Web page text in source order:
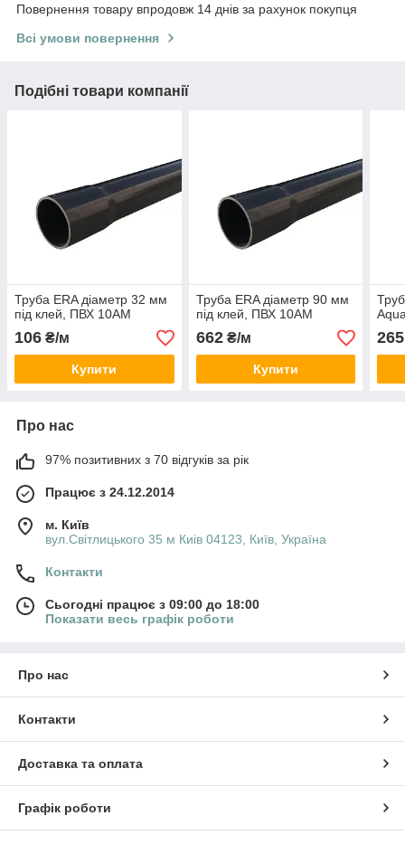
Повернення товару впродовж 14 днів за рахунок покупця
Всі умови повернення
Подібні товари компанії
Труба ERA діаметр 32 мм
під клей, ПВХ 10АМ
106 ₴/м
Купити
Труба ERA діаметр 90 мм
під клей, ПВХ 10АМ
662₴/м
Купити
265
Про нас
97% позитивних з 70 відгуків за рік
Працює з 24.12.2014
м. Київ
вул.Світлицького 35 м Киів 04123, Київ, Україна
Контакти
Сьогодні працює з 09:00 до 18:00
Показати весь графік роботи
Про нас
Контакти
Доставка та оплата
Графік роботи